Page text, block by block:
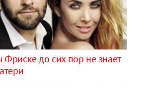
до сих пор не знает